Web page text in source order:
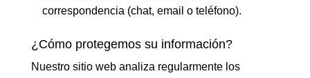
correspondencia (chat, email o teléfono).
¿Cómo protegemos su información?
Nuestro sitio web analiza regularmente los